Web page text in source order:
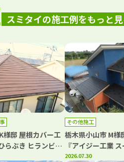
スミタイの施工例をもっと
様邸 屋根カバー工
らぶき ヒランビー
防水工事
その他施工
栃木県小山市 M様
『アイジー工業
ト』
2026.07.30